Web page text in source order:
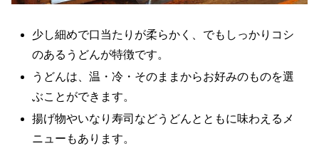
少し細めで口当たりが柔らかく、でもしっかりコシ
のあるうどんが特徴です。
うどんは、温・冷・そのままからお好みのものを選
ぶことができます。
揚げ物やいなり寿司などうどんとともに味わえるメ
ニューもあります。